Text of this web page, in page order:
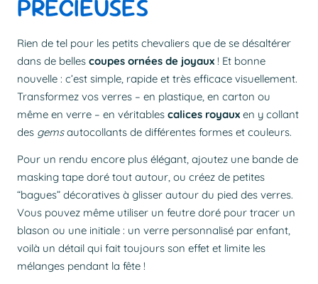
PRÉCIEUSES
Rien de tel pour les petits chevaliers que de se désaltérer
dans de belles coupes ornées de joyaux ! Et bonne
nouvelle : c’est simple, rapide et très efficace visuellement.
Transformez vos verres – en plastique, en carton ou
même en verre – en véritables calices royaux en y collant
des gemsautocollants de différentes formes et couleurs.
Pour un rendu encore plus élégant, ajoutez une bande de
masking tape doré tout autour, ou créez de petites
“bagues” décoratives à glisser autour du pied des verres.
Vous pouvez même utiliser un feutre doré pour tracer un
blason ou une initiale : un verre personnalisé par enfant,
voilà un détail qui fait toujours son effet et limite les
mélanges pendant la fête !